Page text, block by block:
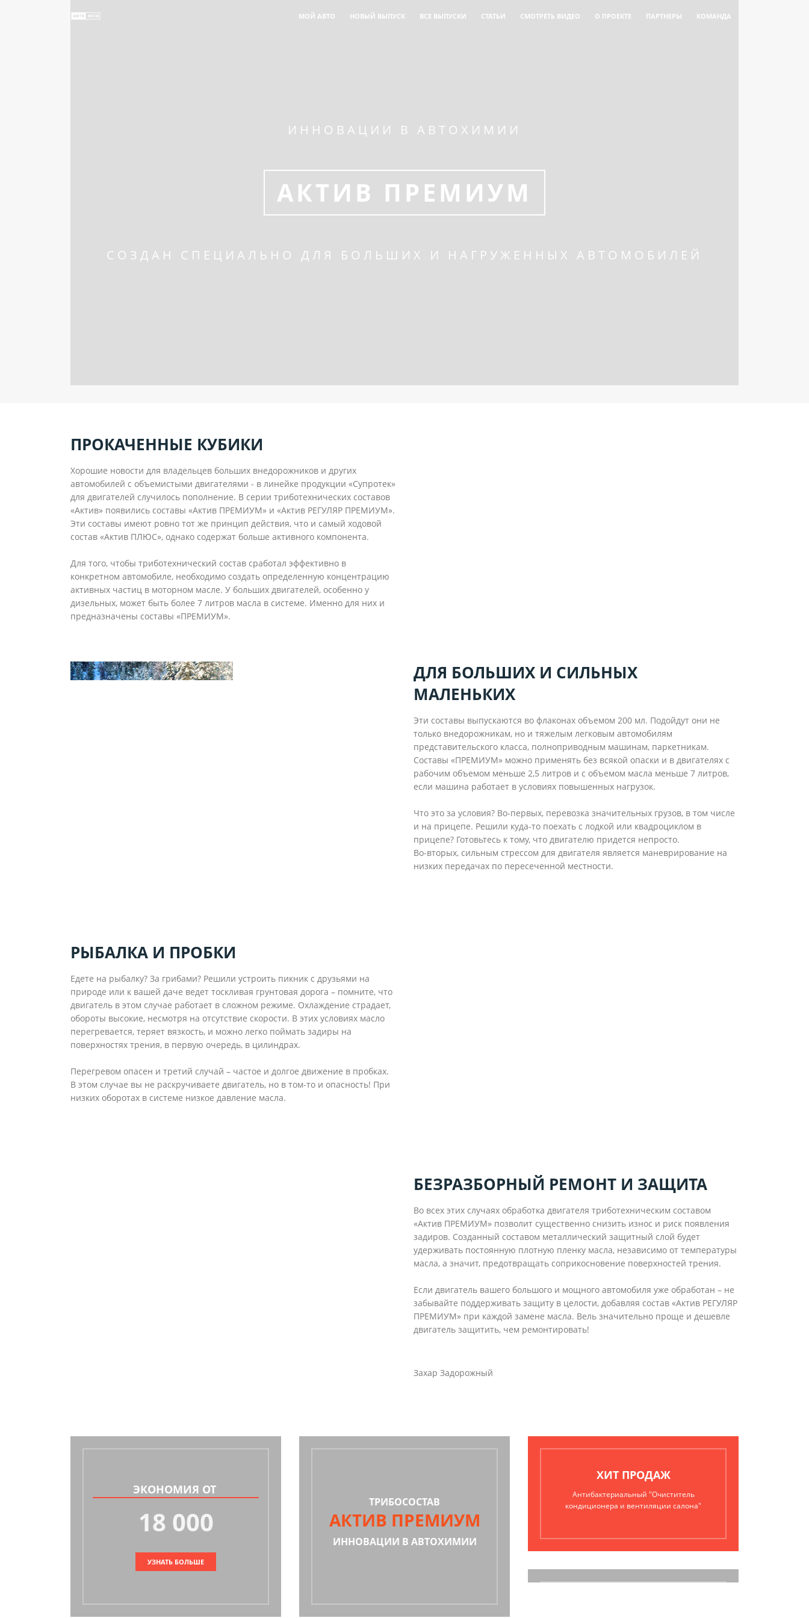
МОЙ АВТО НОВЫЙ ВЫПУСК ВСЕ ВЫПУСКИ СТАТЬИ СМОТРЕТЬ ВИДЕО О ПРОЕКТЕ ПАРТНЕРЫ КОМАНДА
ИННОВАЦИИ В АВТОХИМИИ
АКТИВ ПРЕМИУМ
СОЗДАН СПЕЦИАЛЬНО ДЛЯ БОЛЬШИХ И НАГРУЖЕННЫХ АВТОМОБИЛЕЙ
ПРОКАЧЕННЫЕ КУБИКИ
Хорошие новости для владельцев больших внедорожников и других
автомобилей с объемистыми двигателями - в линейке продукции «Супротек»
для двигателей случилось пополнение. В серии триботехнических составов
«Актив» появились составы «Актив ПРЕМИУМ» и «Актив РЕГУЛЯР ПРЕМИУМ».
Эти составы имеют ровно тот же принцип действия, что и самый ходовой
состав «Актив ПЛЮС», однако содержат больше активного компонента.
Для того, чтобы триботехнический состав сработал эффективно в
конкретном автомобиле, необходимо создать определенную концентрацию
активных частиц в моторном масле. У больших двигателей, особенно у
дизельных, может быть более 7 литров масла в системе. Именно для них и
предназначены составы «ПРЕМИУМ».
ДЛЯ БОЛЬШИХ И СИЛЬНЫХ
МАЛЕНЬКИХ
Эти составы выпускаются во флаконах объемом 200 мл. Подойдут они не
только внедорожникам, но и тяжелым легковым автомобилям
представительского класса, полноприводным машинам, паркетникам.
Составы «ПРЕМИУМ» можно применять без всякой опаски и в двигателях с
рабочим объемом меньше 2,5 литров и с объемом масла меньше 7 литров,
если машина работает в условиях повышенных нагрузок.
Что это за условия? Во-первых, перевозка значительных грузов, в том числе
и на прицепе. Решили куда-то поехать с лодкой или квадроциклом в
прицепе? Готовьтесь к тому, что двигателю придется непросто.
Во-вторых, сильным стрессом для двигателя является маневрирование на
низких передачах по пересеченной местности.
РЫБАЛКА И ПРОБКИ
Едете на рыбалку? За грибами? Решили устроить пикник с друзьями на
природе или к вашей даче ведет тоскливая грунтовая дорога – помните, что
двигатель в этом случае работает в сложном режиме. Охлаждение страдает,
обороты высокие, несмотря на отсутствие скорости. В этих условиях масло
перегревается, теряет вязкость, и можно легко поймать задиры на
поверхностях трения, в первую очередь, в цилиндрах.
Перегревом опасен и третий случай – частое и долгое движение в пробках.
В этом случае вы не раскручиваете двигатель, но в том-то и опасность! При
низких оборотах в системе низкое давление масла.
БЕЗРАЗБОРНЫЙ РЕМОНТ И ЗАЩИТА
Во всех этих случаях обработка двигателя триботехническим составом
«Актив ПРЕМИУМ» позволит существенно снизить износ и риск появления
задиров. Созданный составом металлический защитный слой будет
удерживать постоянную плотную пленку масла, независимо от температуры
масла, а значит, предотвращать соприкосновение поверхностей трения.
Если двигатель вашего большого и мощного автомобиля уже обработан – не
забывайте поддерживать защиту в целости, добавляя состав «Актив РЕГУЛЯР
ПРЕМИУМ» при каждой замене масла. Вель значительно проще и дешевле
двигатель защитить, чем ремонтировать!
Захар Задорожный
ЭКОНОМИЯ ОТ
18 000
УЗНАТЬ БОЛЬШЕ
ТРИБОСОСТАВ
АКТИВ ПРЕМИУМ
ИННОВАЦИИ В АВТОХИМИИ
ХИТ ПРОДАЖ
Антибактериальный "Очиститель
кондиционера и вентиляции салона"